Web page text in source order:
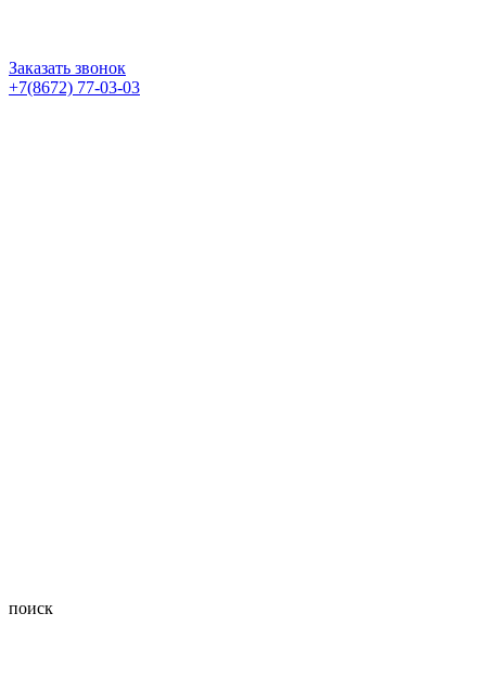
Заказать звонок
+7(8672) 77-03-03
поиск